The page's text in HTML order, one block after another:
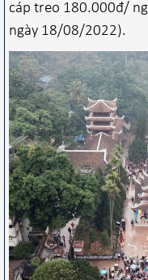
cáp treo 180.000đ/
ngày 18/08/2022).